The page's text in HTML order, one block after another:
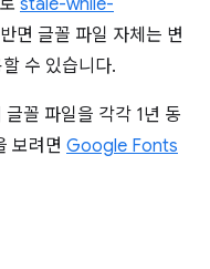
stale-while-
면 글꼴 파일 자체는 변
수 있습니다.
꼴 파일을 각각 1년 동
보려면 Google Fonts